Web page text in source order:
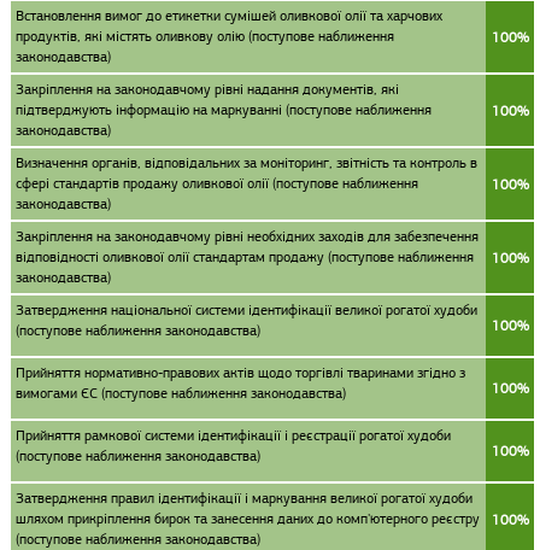
Встановлення вимог до етикетки сумішей оливкової олії та харчових
продуктів, які містять оливкову олію (поступове наближення
законодавства)
100%
Закріплення на законодавчому рівні надання документів, які
підтверджують інформацію на маркуванні (поступове наближення
законодавства)
100%
Визначення органів, відповідальних за моніторинг, звітність та контроль в
сфері стандартів продажу оливкової олії (поступове наближення
законодавства)
100%
Закріплення на законодавчому рівні необхідних заходів для забезпечення
відповідності оливкової олії стандартам продажу (поступове наближення
законодавства)
100%
Затвердження національної системи ідентифікації великої рогатої худоби
(поступове наближення законодавства)
100%
Прийняття нормативно-правових актів щодо торгівлі тваринами згідно з
вимогами ЄС (поступове наближення законодавства)
100%
Прийняття рамкової системи ідентифікації і реєстрації рогатої худоби
(поступове наближення законодавства)
100%
Затвердження правил ідентифікації і маркування великої рогатої худоби
шляхом прикріплення бирок та занесення даних до комп'ютерного реєстру
(поступове наближення законодавства)
100%